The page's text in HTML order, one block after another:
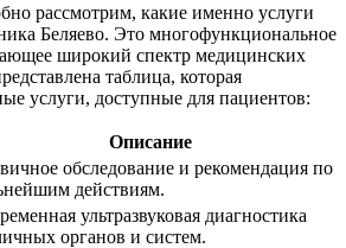
рассмотрим, какие именно услуги
Беляево. Это многофункциональное
широкий спектр медицинских
таблица, которая
услуги, доступные для пациентов:
Описание
обследование и рекомендация по
действиям.
ультразвуковая диагностика
органов и систем.